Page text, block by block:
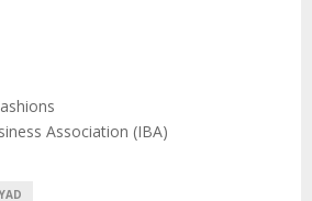
Association (IBA)